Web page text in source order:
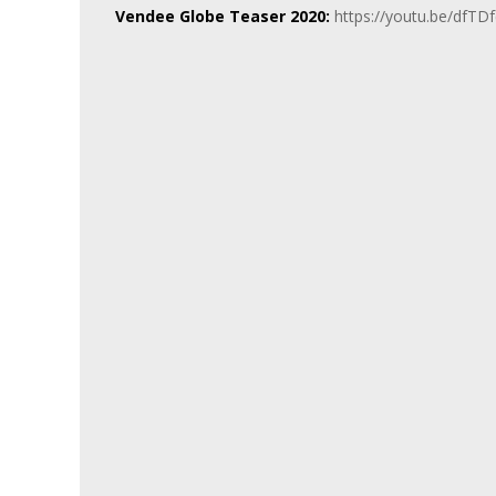
Vendee Globe Teaser 2020: https://youtu.be/